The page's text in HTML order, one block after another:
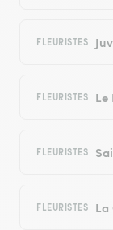
FLEURISTES
FLEURISTES Le
FLEURISTES
FLEURISTES La